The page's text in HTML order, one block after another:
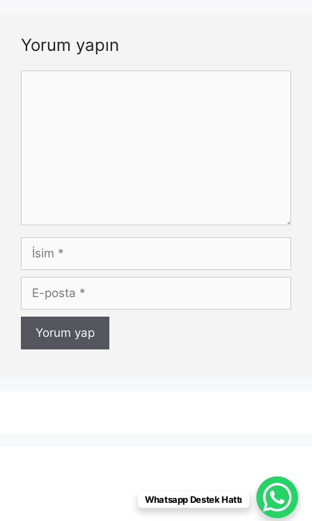
Yorum yapın
İsim
posta
Whatsapp Destek Hattı